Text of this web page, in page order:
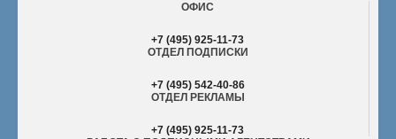
ОФИС
+7 (495) 925-11-73
ОТДЕЛ ПОДПИСКИ
+7 (495) 542-40-86
ОТДЕЛ РЕКЛАМЫ
+7 (495) 925-11-73